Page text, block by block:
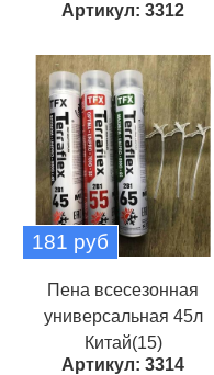
Артикул: 3312
181 руб
Пена всесезонная
универсальная 45л
Китай(15)
Артикул: 3314